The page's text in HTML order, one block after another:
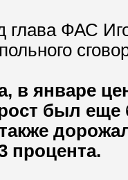
глава ФАС
в январе
был
процента.